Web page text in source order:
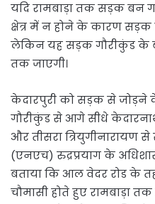
यदि रामबाड़ा तक सड़क बन
क्षेत्र में न होने के कारण सड़क
लेकिन यह सड़क गौरीकुंड के
तक जाएगी।
केदारपुरी को सड़क से जोड़ने
गौरीकुंड से आगे सीधे
और तीसरा त्रियुगीनारायण
(एनएच) रुद्रप्रयाग के
बताया कि आल वेदर रोड के
चौमासी होते हुए रामबाड़ा